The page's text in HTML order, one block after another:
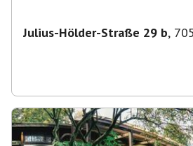
Julius-Hölder-Straße 29 b,